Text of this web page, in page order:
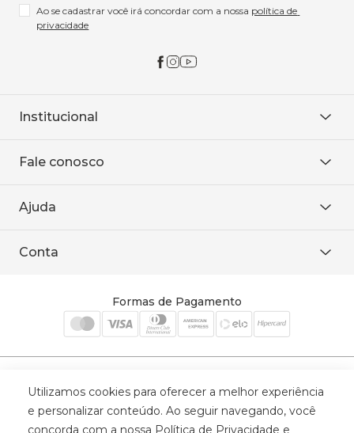
Ao se cadastrar você irá concordar com a nossa política de
privacidade
Institucional
Onde encontrar
Baixe o APP
Fale conosco
WhatsApp
Ajuda
Política de entrega
Conta
Cadastre-se
Formas de Pagamento
Selos de Segurança
Utilizamos cookies para oferecer a melhor experiência
e personalizar conteúdo. Ao seguir navegando, você
concorda com a nossa Política de Privacidade e